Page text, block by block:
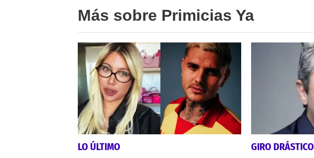
Más sobre Primicias Ya
LO ÚLTIMO
GIRO DRÁSTICO